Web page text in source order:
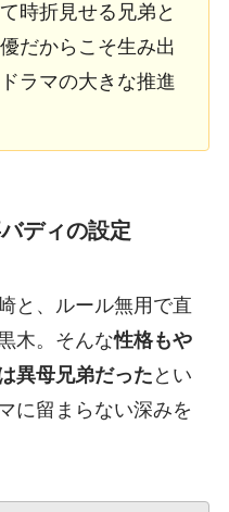
時折見せる兄弟と
だからこそ生み出
ラマの大きな推進
ディの設定
と、ルール無用で直
木。そんな性格もや
異母兄弟だった とい
に留まらない深みを